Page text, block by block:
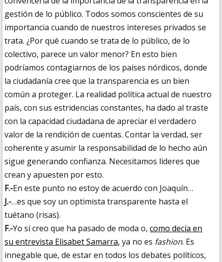
gestión de lo público. Todos somos conscientes de su
importancia cuando de nuestros intereses privados se
trata. ¿Por qué cuando se trata de lo público, de lo
colectivo, parece un valor menor? En esto bien
podríamos contagiarnos de los países nórdicos, donde
la ciudadanía cree que la transparencia es un bien
común a proteger. La realidad política actual de nuestro
país, con sus estridencias constantes, ha dado al traste
con la capacidad ciudadana de apreciar el verdadero
valor de la rendición de cuentas. Contar la verdad, ser
coherente y asumir la responsabilidad de lo hecho aún
sigue generando confianza. Necesitamos líderes que
crean y apuesten por esto.
F.-En este punto no estoy de acuerdo con Joaquín…
J.-…es que soy un optimista transparente hasta el
tuétano (risas).
F.-Yo sí creo que ha pasado de moda o,como decía en
su entrevista Elisabet Samarra, ya no es fashion. Es
innegable que, de estar en todos los debates políticos,